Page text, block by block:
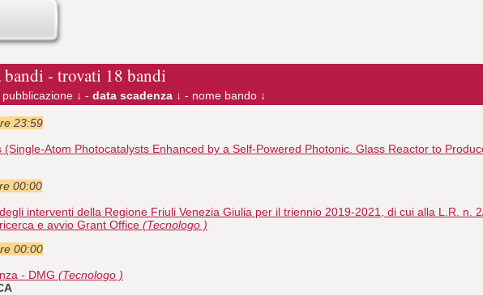
- trovati 18 bandi
↓ - data scadenza ↓ - nome bando ↓
23:59
(Single-Atom Photocatalysts Enhanced by a Self-Powered Photonic. Glass Reactor to
00:00
interventi della Regione Friuli Venezia Giulia per il triennio 2019-2021, di cui alla L.R. n.
e avvio Grant Office (Tecnologo )
00:00
- DMG (Tecnologo )